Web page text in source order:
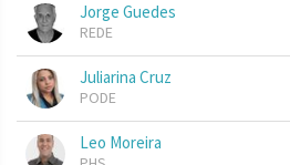
Jorge Guedes
REDE
Juliarina Cruz
PODE
Leo Moreira